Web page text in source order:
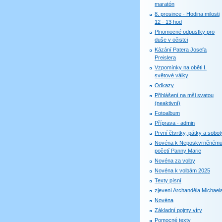
maratón
8. prosince - Hodina milosti
12 - 13 hod
Plnomocné odpustky pro
duše v očistci
Kázání Patera Josefa
Preislera
Vzpomínky na oběti I.
světové války
Odkazy
Přihlášení na mši svatou
(neaktivní)
Fotoalbum
Příprava - admin
První čtvrtky, pátky a
Novéna k Neposkvrněnému
početí Panny Marie
Novéna za volby
Novéna k volbám 2025
Texty písní
zjevení Archanděla
Novéna
Základní pojmy víry
Pomocné texty